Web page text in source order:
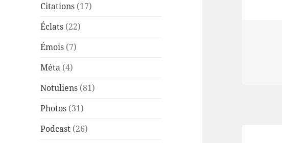
Citations (17)
Éclats (22)
Émois (7)
Méta (4)
Notuliens (81)
Photos (31)
Podcast (26)